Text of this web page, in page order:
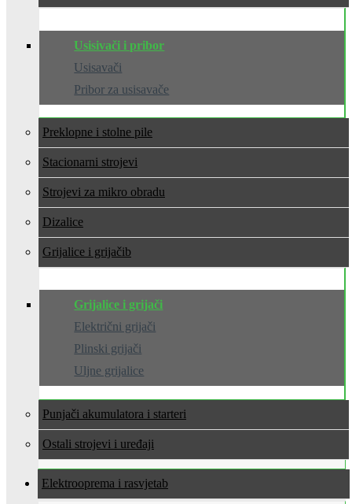
Usisivači i pribor
Usisavači
Pribor za usisavače
Preklopne i stolne pile
Stacionarni strojevi
Strojevi za mikro obradu
Dizalice
Grijalice i grijači
Grijalice i grijači
Električni grijači
Plinski grijači
Uljne grijalice
Punjači akumulatora i starteri
Ostali strojevi i uređaji
Elektrooprema i rasvjeta